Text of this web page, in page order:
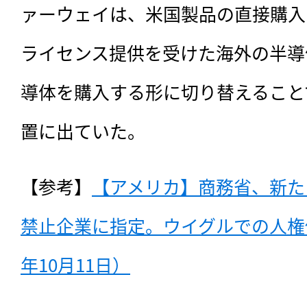
ァーウェイは、米国製品の直接購
ライセンス提供を受けた海外の半
導体を購入する形に切り替えるこ
置に出ていた。
【参考】
【アメリカ】商務省、新
禁止企業に指定。ウイグルでの人
年10月11日）